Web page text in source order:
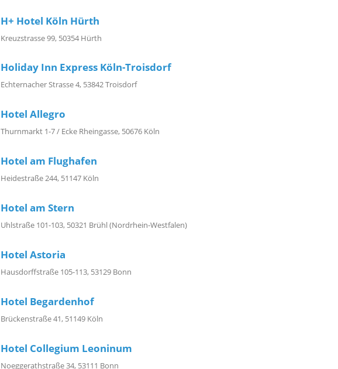
H+ Hotel Köln Hürth
Kreuzstrasse 99, 50354 Hürth
Holiday Inn Express Köln-Troisdorf
Echternacher Strasse 4, 53842 Troisdorf
Hotel Allegro
Thurnmarkt 1-7 / Ecke Rheingasse, 50676 Köln
Hotel am Flughafen
Heidestraße 244, 51147 Köln
Hotel am Stern
Uhlstraße 101-103, 50321 Brühl (Nordrhein-Westfalen)
Hotel Astoria
Hausdorffstraße 105-113, 53129 Bonn
Hotel Begardenhof
Brückenstraße 41, 51149 Köln
Hotel Collegium Leoninum
Noeggerathstraße 34, 53111 Bonn